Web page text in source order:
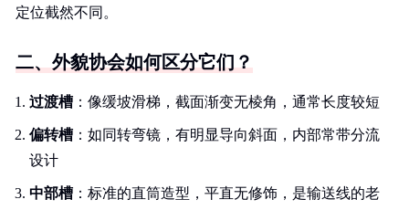
定位截然不同。
二、外貌协会如何区分它们？
过渡槽 ：像缓坡滑梯，截面渐变无棱角，通常长度较短
偏转槽 ：如同转弯镜，有明显导向斜面，内部常带分流
设计
中部槽 ：标准的直筒造型，平直无修饰，是输送线的老